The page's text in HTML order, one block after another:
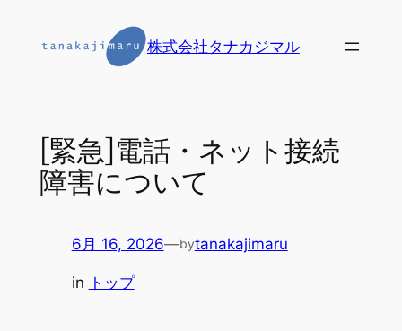
株式会社タナカジマル
[緊急]電話・ネット接続
障害について
6月 16, 2026—bytanakajimaru
in トップ